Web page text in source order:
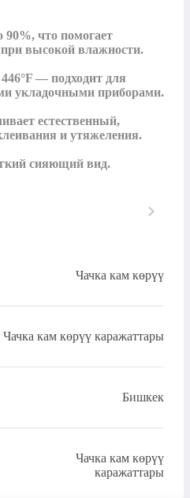
что помогает
высокой влажности.
— подходит для
укладочными приборами.
естественный,
и утяжеления.
сияющий вид.
Чачка кам көрүү
Чачка кам көрүү каражаттары
Бишкек
Чачка кам көрүү
каражаттары